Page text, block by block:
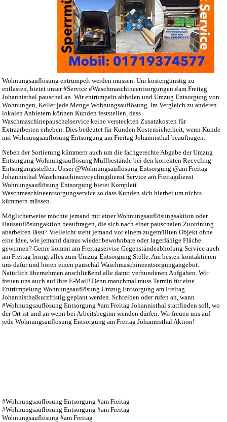
Wohnungsauflösung entrümpelt werden müssen. Um kostengünstig zu
entlasten, bietet unser #Service #Waschmaschineentsorgungen #am Freitag
Johannisthal pauschal an. Wir entrümpeln abholen und Umzug Entsorgung von
Wohnungen, Keller jede Menge Wohnungsauflösung. Im Vergleich zu anderen
lokalen Anbietern können Kunden feststellen, dass
Waschmaschinepauschalservice keine versteckten Zusatzkosten für
Extraarbeiten erheben. Dies bedeutet für Kunden Kostensicherheit, wenn Kunde
mit Wohnungsauflösung Entsorgung am Freitag Johannisthal beauftragen.
Neben der Sortierung kümmern auch um die fachgerechte Abgabe der Umzug
Entsorgung Wohnungsauflösung Müllbestände bei den korrekten Recycling
Entsorgungsstellen. Unser @Wohnungsauflösung Entsorgung @am Freitag
Johannisthal Waschmaschinerecyclingdienst Service am Freitagdienst
Wohnungsauflösung Entsorgung bietet Komplett
Waschmaschineentsorgungservice so dass Kunden sich hierbei um nichts
kümmern müssen.
Möglicherweise möchte jemand mit einer Wohnungsauflösungsaktion oder
Hausauflösungaktion beauftragen, die sich nach einer pauschalen Zuordnung
abarbeiten lässt? Vielleicht steht jemand vor einem zugemüllten Objekt ohne
eine Idee, wie jemand daraus wieder bewohnbare oder lagerfähige Fläche
gewinnen? Gerne kommt am Freitagservise Gegenständeabholung Service auch
am Freitag bringt alles zum Umzug Entsorgung Stelle. Am besten kontaktieren
uns dafür und hören einen pauschal Waschmaschineentsorgungangebot.
Natürlich übernehmen anschließend alle damit verbundenen Aufgaben. Wir
freuen uns auch auf Ihre E-Mail! Denn manchmal muss Termin für eine
Entrümpelung Wohnungsauflösung Umzug Entsorgung am Freitag
Johannisthalkurzfristig geplant werden. Schreiben oder rufen an, wann
#Wohnungsauflösung Entsorgung #am Freitag Johannisthal stattfinden soll, wo
der Ort ist und an wenn bei Arbeitsbeginn wenden dürfen. Wir freuen uns auf
jede Wohnungsauflösung Entsorgung am Freitag Johannisthal Aktion!
#Wohnungsauflösung Entsorgung #am Freitag
#Wohnungsauflösung Entsorgung #am Freitag
Wohnungsauflösung #am Freitag